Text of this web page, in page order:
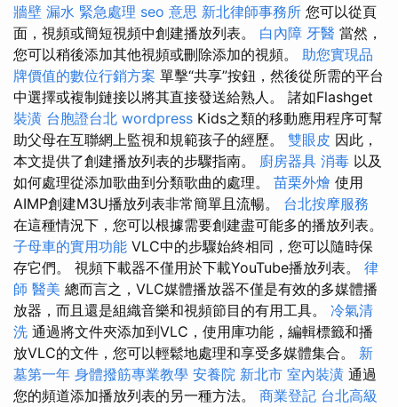
牆壁 漏水 緊急處理 seo 意思 新北律師事務所 您可以從頁
面，視頻或簡短視頻中創建播放列表。 白內障 牙醫 當然，
您可以稍後添加其他視頻或刪除添加的視頻。 助您實現品
牌價值的數位行銷方案 單擊“共享”按鈕，然後從所需的平台
中選擇或複制鏈接以將其直接發送給熟人。 諸如Flashget
裝潢 台胞證台北 wordpress Kids之類的移動應用程序可幫
助父母在互聯網上監視和規範孩子的經歷。 雙眼皮 因此，
本文提供了創建播放列表的步驟指南。 廚房器具 消毒 以及
如何處理從添加歌曲到分類歌曲的處理。 苗栗外燴 使用
AIMP創建M3U播放列表非常簡單且流暢。 台北按摩服務
在這種情況下，您可以根據需要創建盡可能多的播放列表。
子母車的實用功能 VLC中的步驟始終相同，您可以隨時保
存它們。 視頻下載器不僅用於下載YouTube播放列表。 律
師 醫美 總而言之，VLC媒體播放器不僅是有效的多媒體播
放器，而且還是組織音樂和視頻節目的有用工具。 冷氣清
洗 通過將文件夾添加到VLC，使用庫功能，編輯標籤和播
放VLC的文件，您可以輕鬆地處理和享受多媒體集合。 新
墓第一年 身體撥筋專業教學 安養院 新北市 室內裝潢 通過
您的頻道添加播放列表的另一種方法。 商業登記 台北高級